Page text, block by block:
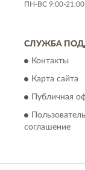
ПН-ВС 9:00-21:00
СЛУЖБА
Контакты
Карта сайта
Публичная
соглашение